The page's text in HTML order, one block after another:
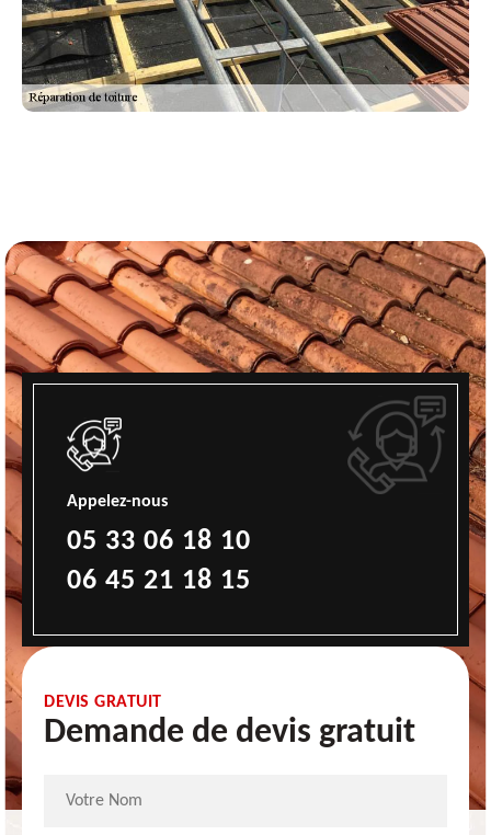
Appelez-nous
05 33 06 18 10
06 45 21 18 15
DEVIS GRATUIT
Demande de devis gratuit